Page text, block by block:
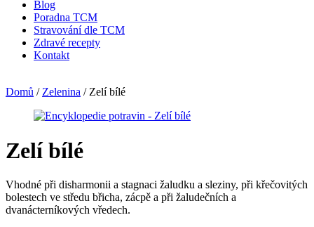
Blog
Poradna TCM
Stravování dle TCM
Zdravé recepty
Kontakt
Domů /Zelenina /Zelí bílé
Zelí bílé
Vhodné při disharmonii a stagnaci žaludku a sleziny, při křečovitých
bolestech ve středu břicha, zácpě a při žaludečních a
dvanácterníkových vředech.